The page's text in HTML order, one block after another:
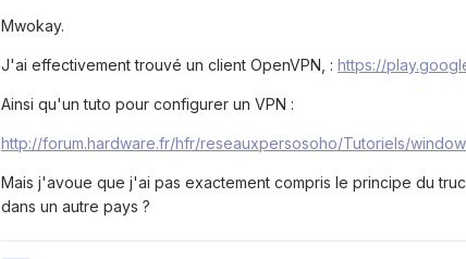
Mwokay.
J'ai effectivement trouvé un client OpenVPN, : https://
Ainsi qu'un tuto pour configurer un VPN :
http://forum.hardware.fr/hfr/reseauxpersosoho/Tutoriels/
Mais j'avoue que j'ai pas exactement compris le principe du
dans un autre pays ?